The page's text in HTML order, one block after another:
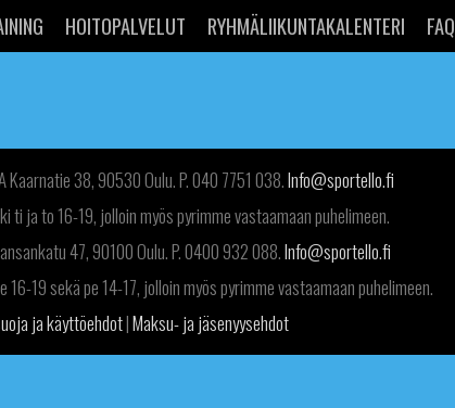
HOITOPALVELUT RYHMÄLIIKUNTAKALENTERI FAQ
Kaarnatie 38, 90530 Oulu. P. 040 7751 038.Info@sportello.fi
ti ja to 16-19, jolloin myös pyrimme vastaamaan puhelimeen.
47, 90100 Oulu. P. 0400 932 088.Info@sportello.fi
19 sekä pe 14-17, jolloin myös pyrimme vastaamaan puhelimeen.
ja käyttöehdot|Maksu- ja jäsenyysehdot